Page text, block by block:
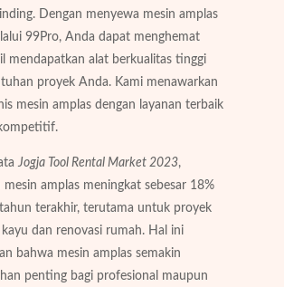
Dengan menyewa mesin amplas
99Pro, Anda dapat menghemat
mendapatkan alat berkualitas tinggi
proyek Anda. Kami menawarkan
mesin amplas dengan layanan terbaik
Jogja Tool Rental Market 2023,
mesin amplas meningkat sebesar 18%
terakhir, terutama untuk proyek
kayu dan renovasi rumah. Hal ini
bahwa mesin amplas semakin
penting bagi profesional maupun